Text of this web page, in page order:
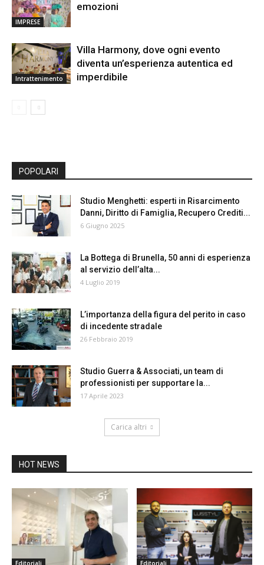
IMPRESE
emozioni
Intrattenimento
Villa Harmony, dove ogni evento
diventa un’esperienza autentica ed
imperdibile
POPOLARI
Studio Menghetti: esperti in Risarcimento
Danni, Diritto di Famiglia, Recupero Crediti...
6 Giugno 2025
La Bottega di Brunella, 50 anni di esperienza
al servizio dell’alta...
4 Luglio 2019
L’importanza della figura del perito in caso
di incedente stradale
26 Febbraio 2019
Studio Guerra & Associati, un team di
professionisti per supportare la...
17 Aprile 2023
Carica altri
HOT NEWS
Editoriali Editoriali